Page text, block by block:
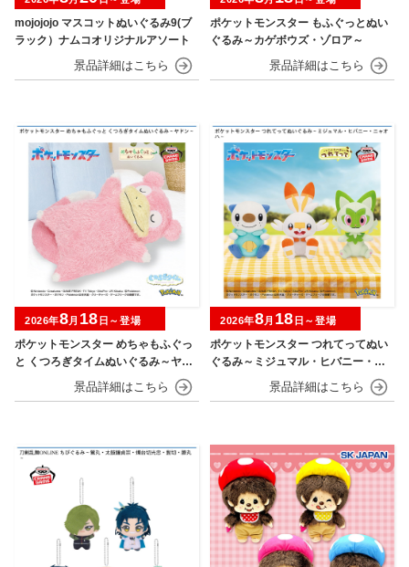
mojojojo マスコットぬいぐるみ9(ブ
ラック）ナムコオリジナルアソート
ポケットモンスター もふぐっとぬい
ぐるみ～カゲボウズ・ゾロア～
ポケットモンスター めちゃもふぐっ
と くつろぎタイムぬいぐるみ～ヤド
2026年8月 18 日～登場
ポケットモンスター つれてってぬい
ぐるみ～ミジュマル・ヒバニー・ニ
2026年8月 18 日～登場